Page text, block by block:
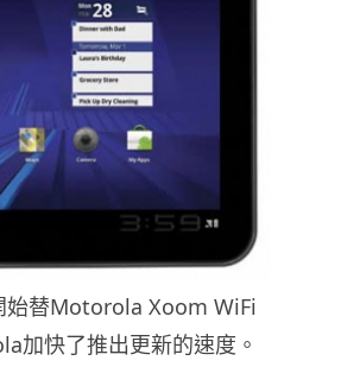
始替Motorola Xoom WiFi
加快了推出更新的速度。